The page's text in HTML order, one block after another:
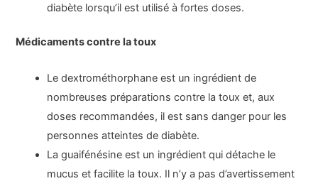
diabète lorsqu’il est utilisé à fortes doses.
Médicaments contre la toux
Le dextrométhorphane est un ingrédient de
nombreuses préparations contre la toux et, aux
doses recommandées, il est sans danger pour les
personnes atteintes de diabète.
La guaifénésine est un ingrédient qui détache le
mucus et facilite la toux. Il n’y a pas d’avertissement